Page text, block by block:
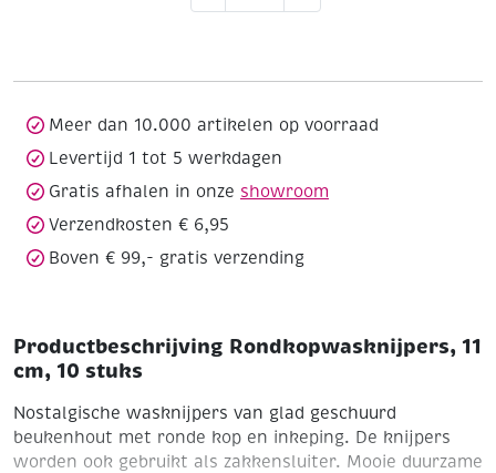
Meer dan 10.000 artikelen op voorraad
Levertijd 1 tot 5 werkdagen
Gratis afhalen in onze showroom
Verzendkosten € 6,95
Boven € 99,- gratis verzending
Productbeschrijving Rondkopwasknijpers, 11
cm, 10 stuks
Nostalgische wasknijpers van glad geschuurd
beukenhout met ronde kop en inkeping. De knijpers
worden ook gebruikt als zakkensluiter. Mooie duurzame